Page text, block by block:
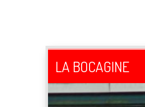
LA BOCAGINE